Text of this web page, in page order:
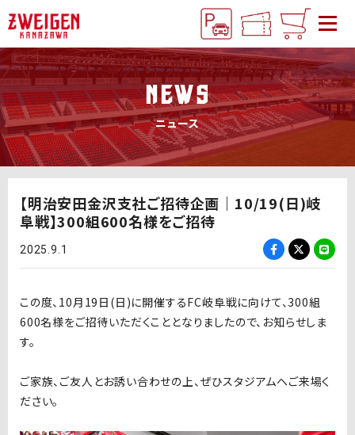
NEWS
ニュース
【明治安田金沢支社ご招待企画｜10/19(日)岐
阜戦】300組600名様をご招待
2025.9.1
この度、10月19日(日)に開催するFC岐阜戦に向けて、300組
600名様をご招待いただくこととなりましたので、お知らせしま
す。
ご家族、ご友人とお誘い合わせの上、ぜひスタジアムへご来場く
ださい。